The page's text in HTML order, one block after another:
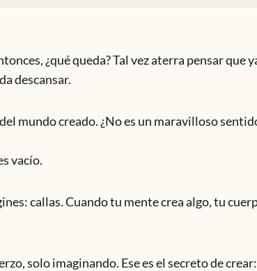
¿qué queda? Tal vez aterra pensar que
descansar.
mundo creado. ¿No es un maravilloso
vacío.
callas. Cuando tu mente crea algo, tu
solo imaginando. Ese es el secreto de